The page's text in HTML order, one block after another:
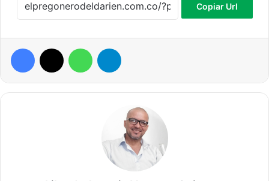
Copiar Url